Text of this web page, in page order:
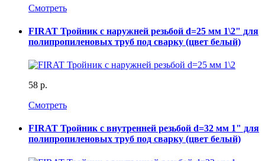
Смотреть
FIRAT Тройник с наружней резьбой d=25 мм 1\2" для
полипропиленовых труб под сварку (цвет белый)
58 р.
Смотреть
FIRAT Тройник с внутренней резьбой d=32 мм 1" для
полипропиленовых труб под сварку (цвет белый)